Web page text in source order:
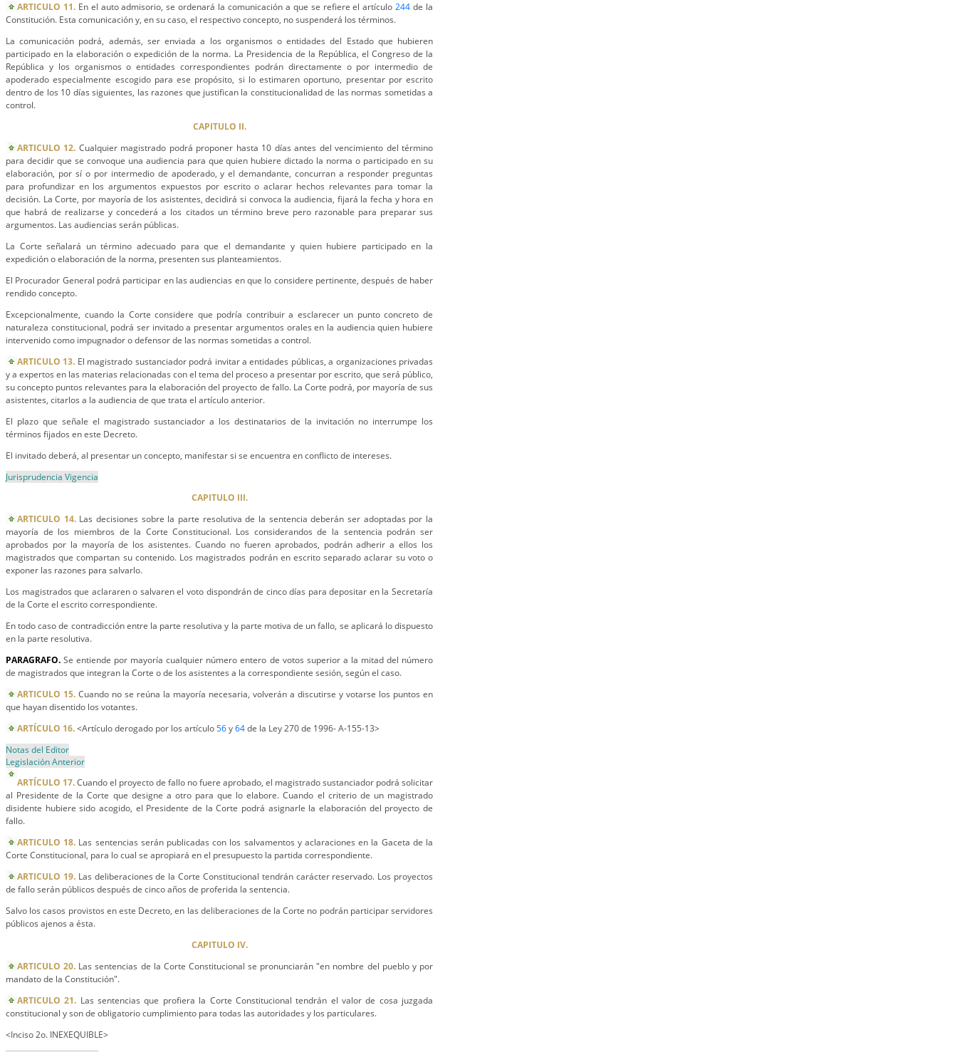
ARTICULO 11.En el auto admisorio, se ordenará la comunicación a que se refiere el artículo244 de la
Constitución. Esta comunicación y, en su caso, el respectivo concepto, no suspenderá los términos.
La comunicación podrá, además, ser enviada a los organismos o entidades del Estado que hubieren
participado en la elaboración o expedición de la norma. La Presidencia de la República, el Congreso de la
República y los organismos o entidades correspondientes podrán directamente o por intermedio de
apoderado especialmente escogido para ese propósito, si lo estimaren oportuno, presentar por escrito
dentro de los 10 días siguientes, las razones que justifican la constitucionalidad de las normas sometidas a
control.
CAPITULO II.
ARTICULO 12. Cualquier magistrado podrá proponer hasta 10 días antes del vencimiento del término
para decidir que se convoque una audiencia para que quien hubiere dictado la norma o participado en su
elaboración, por sí o por intermedio de apoderado, y el demandante, concurran a responder preguntas
para profundizar en los argumentos expuestos por escrito o aclarar hechos relevantes para tomar la
decisión. La Corte, por mayoría de los asistentes, decidirá si convoca la audiencia, fijará la fecha y hora en
que habrá de realizarse y concederá a los citados un término breve pero razonable para preparar sus
argumentos. Las audiencias serán públicas.
La Corte señalará un término adecuado para que el demandante y quien hubiere participado en la
expedición o elaboración de la norma, presenten sus planteamientos.
El Procurador General podrá participar en las audiencias en que lo considere pertinente, después de haber
rendido concepto.
Excepcionalmente, cuando la Corte considere que podría contribuir a esclarecer un punto concreto de
naturaleza constitucional, podrá ser invitado a presentar argumentos orales en la audiencia quien hubiere
intervenido como impugnador o defensor de las normas sometidas a control.
ARTICULO 13. El magistrado sustanciador podrá invitar a entidades públicas, a organizaciones privadas
y a expertos en las materias relacionadas con el tema del proceso a presentar por escrito, que será público,
su concepto puntos relevantes para la elaboración del proyecto de fallo. La Corte podrá, por mayoría de sus
asistentes, citarlos a la audiencia de que trata el artículo anterior.
El plazo que señale el magistrado sustanciador a los destinatarios de la invitación no interrumpe los
términos fijados en este Decreto.
El invitado deberá, al presentar un concepto, manifestar si se encuentra en conflicto de intereses.
Jurisprudencia Vigencia
CAPITULO III.
ARTICULO 14.Las decisiones sobre la parte resolutiva de la sentencia deberán ser adoptadas por la
mayoría de los miembros de la Corte Constitucional. Los considerandos de la sentencia podrán ser
aprobados por la mayoría de los asistentes. Cuando no fueren aprobados, podrán adherir a ellos los
magistrados que compartan su contenido. Los magistrados podrán en escrito separado aclarar su voto o
exponer las razones para salvarlo.
Los magistrados que aclararen o salvaren el voto dispondrán de cinco días para depositar en la Secretaría
de la Corte el escrito correspondiente.
En todo caso de contradicción entre la parte resolutiva y la parte motiva de un fallo, se aplicará lo dispuesto
en la parte resolutiva.
PARAGRAFO. Se entiende por mayoría cualquier número entero de votos superior a la mitad del número
de magistrados que integran la Corte o de los asistentes a la correspondiente sesión, según el caso.
ARTICULO 15. Cuando no se reúna la mayoría necesaria, volverán a discutirse y votarse los puntos en
que hayan disentido los votantes.
ARTÍCULO 16.<Artículo derogado por los artículo56y64de la Ley 270 de 1996- A-155-13>
Notas del Editor
Legislación Anterior
ARTÍCULO 17.Cuando el proyecto de fallo no fuere aprobado, el magistrado sustanciador podrá solicitar
al Presidente de la Corte que designe a otro para que lo elabore. Cuando el criterio de un magistrado
disidente hubiere sido acogido, el Presidente de la Corte podrá asignarle la elaboración del proyecto de
fallo.
ARTICULO 18. Las sentencias serán publicadas con los salvamentos y aclaraciones en la Gaceta de la
Corte Constitucional, para lo cual se apropiará en el presupuesto la partida correspondiente.
ARTICULO 19.Las deliberaciones de la Corte Constitucional tendrán carácter reservado. Los proyectos
de fallo serán públicos después de cinco años de proferida la sentencia.
Salvo los casos provistos en este Decreto, en las deliberaciones de la Corte no podrán participar servidores
públicos ajenos a ésta.
CAPITULO IV.
ARTICULO 20. Las sentencias de la Corte Constitucional se pronunciarán "en nombre del pueblo y por
mandato de la Constitución".
ARTICULO 21. Las sentencias que profiera la Corte Constitucional tendrán el valor de cosa juzgada
constitucional y son de obligatorio cumplimiento para todas las autoridades y los particulares.
<Inciso 2o. INEXEQUIBLE>